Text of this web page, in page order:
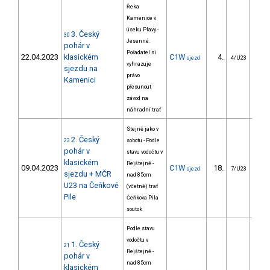
22.04.2023
30 3. Český
pohár v
klasickém
sjezdu na
Kamenici
Řeka
Kamenice v
úseku Plavy -
Jesenné.
Pořadatel si
vyhrazuje
právo
přesunout
závod na
náhradní trať
C1W sjezd 4. 4/U23
09.04.2023
23 2. Český
pohár v
klasickém
sjezdu + MČR
U23 na Čeňkově
Pile
Stejně jako v
sobotu - Podle
stavu vodočtu v
Rejštejně -
nad 85cm
(včetně) trať
Čeňkova Pila
soutok
C1W sjezd 18. 7/U23
21 1. Český
pohár v
klasickém
Podle stavu
vodočtu v
Rejštejně -
nad 85cm